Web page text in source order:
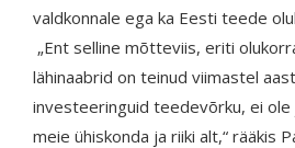
valdkonnale ega ka Eesti teede
„Ent selline mõtteviis, eriti
lähinaabrid on teinud viimastel
investeeringuid teedevõrku, ei ole
meie ühiskonda ja riiki alt,“ rääkis